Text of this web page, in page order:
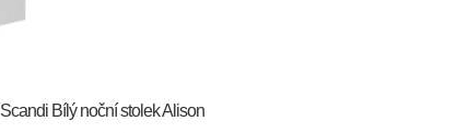
Scandi Bílý noční stolek Alison